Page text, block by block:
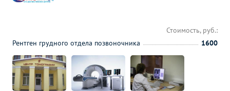
Стоимость, руб.:
Рентген грудного отдела позвоночника
1600